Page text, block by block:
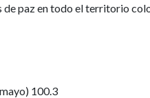
paz en todo el territorio
100.3